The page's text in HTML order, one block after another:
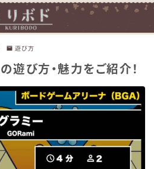
遊び方
の遊び方・魅力をご紹介！